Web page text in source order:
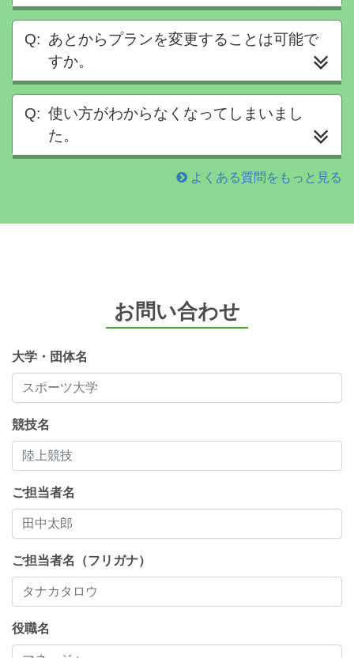
あとからプランを変更することは可能で
すか。
使い方がわからなくなってしまいまし
た。
よくある質問をもっと見る
お問い合わせ
大学・団体名
競技名
ご担当者名
ご担当者名（フリガナ）
役職名